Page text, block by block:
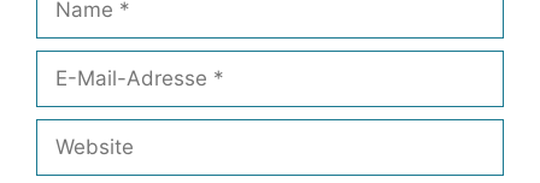
Mail-
Adresse